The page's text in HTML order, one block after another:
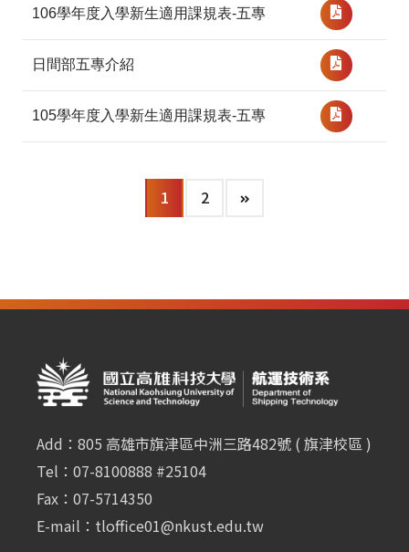
106學年度入學新生適用課規表-五專
日間部五專介紹
105學年度入學新生適用課規表-五專
1 2
Add：805 高雄市旗津區中洲三路482號 ( 旗津校區 )
Tel：07-8100888 #25104
Fax：07-5714350
E-mail： tloffice01@nkust.edu.tw